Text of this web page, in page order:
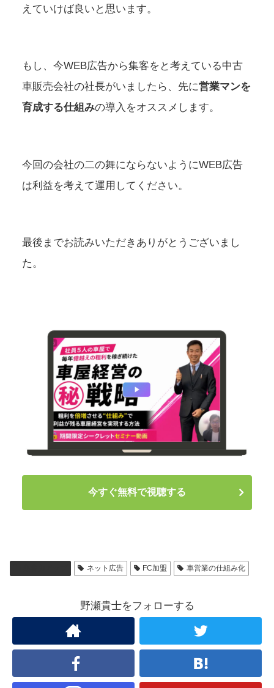
えていけば良いと思います。
もし、今WEB広告から集客をと考えている中古
車販売会社の社長がいましたら、先に営業マンを
育成する仕組みの導入をオススメします。
今回の会社の二の舞にならないようにWEB広告
は利益を考えて運用してください。
最後までお読みいただきありがとうございまし
た。
今すぐ無料で視聴する
ネット広告 FC加盟 車営業の仕組み化
野瀬貴士をフォローする